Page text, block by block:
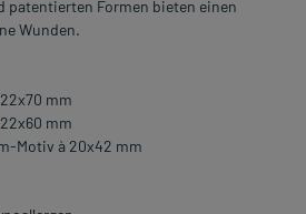
patentierten Formen bieten einen
Wunden.
mm
mm
Motiv à 20x42 mm